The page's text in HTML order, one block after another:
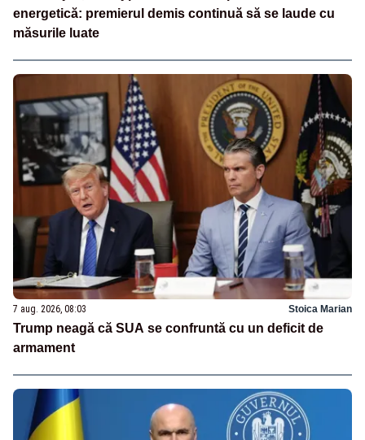
energetică: premierul demis continuă să se laude cu
măsurile luate
7 aug. 2026, 08:03 Stoica Marian
Trump neagă că SUA se confruntă cu un deficit de
armament